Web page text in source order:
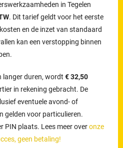
in Tegelen
. Dit tarief geldt voor het eerste
en de inzet van standaard
kan een verstopping binnen
langer duren, wordt€ 32,50
in rekening gebracht. De
eventuele avond- of
gelden voor particulieren.
PIN plaats. Lees meer overonze
geen betaling!